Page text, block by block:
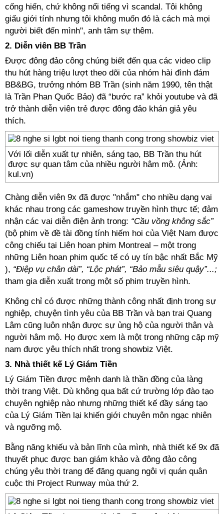
cống hiến, chứ không nổi tiếng vì scandal. Tôi không
giấu giới tính nhưng tôi không muốn đó là cách mà mọi
người biết đến mình", anh tâm sự thêm.
2. Diễn viên BB Trần
Được đông đảo công chúng biết đến qua các video clip
thu hút hàng triệu lượt theo dõi của nhóm hài đình đám
BB&BG, trưởng nhóm BB Trần (sinh năm 1990, tên thật
là Trần Phan Quốc Bảo) đã “bước ra” khỏi youtube và đã
trở thành diễn viên trẻ được đông đảo khán giả yêu
thích.
Với lối diễn xuất tự nhiên, sáng tạo, BB Trần thu hút
được sự quan tâm của nhiều người hâm mộ. (Ảnh:
kul.vn)
Chàng diễn viên 9x đã được "nhắm" cho nhiều dạng vai
khác nhau trong các gameshow truyền hình thực tế; đảm
nhận các vai diễn điện ảnh trong: “Cầu vồng không sắc”
(bộ phim về đề tài đồng tính hiếm hoi của Việt Nam được
công chiếu tại Liên hoan phim Montreal – một trong
những Liên hoan phim quốc tế có uy tín bậc nhất Bắc Mỹ
), “Điệp vụ chân dài”, “Lộc phát”, “Bảo mẫu siêu quậy”...;
tham gia diễn xuất trong một số phim truyền hình.
Không chỉ có được những thành công nhất định trong sự
nghiệp, chuyện tình yêu của BB Trần và bạn trai Quang
Lâm cũng luôn nhận được sự ủng hộ của người thân và
người hâm mộ. Họ được xem là một trong những cặp mỹ
nam được yêu thích nhất trong showbiz Việt.
3. Nhà thiết kế Lý Giám Tiền
Lý Giám Tiền được mệnh danh là thần đồng của làng
thời trang Việt. Dù không qua bất cứ trường lớp đào tạo
chuyên nghiệp nào nhưng những thiết kế đầy sáng tạo
của Lý Giám Tiền lại khiến giới chuyên môn ngạc nhiên
và ngưỡng mộ.
Bằng năng khiếu và bản lĩnh của mình, nhà thiết kế 9x đã
thuyết phục được ban giám khảo và đông đảo công
chúng yêu thời trang để đăng quang ngôi vị quán quân
cuộc thi Project Runway mùa thứ 2.